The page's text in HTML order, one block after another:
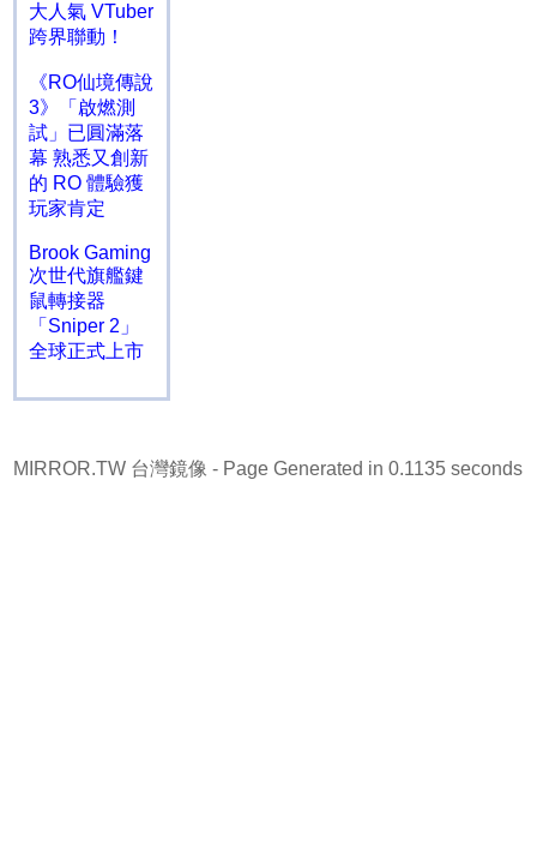
大人氣 VTuber
跨界聯動！
《RO仙境傳說
3》「啟燃測
試」已圓滿落
幕 熟悉又創新
的 RO 體驗獲
玩家肯定
Brook Gaming
次世代旗艦鍵
鼠轉接器
「Sniper 2」
全球正式上市
MIRROR.TW 台灣鏡像 - Page Generated in 0.1135 seconds